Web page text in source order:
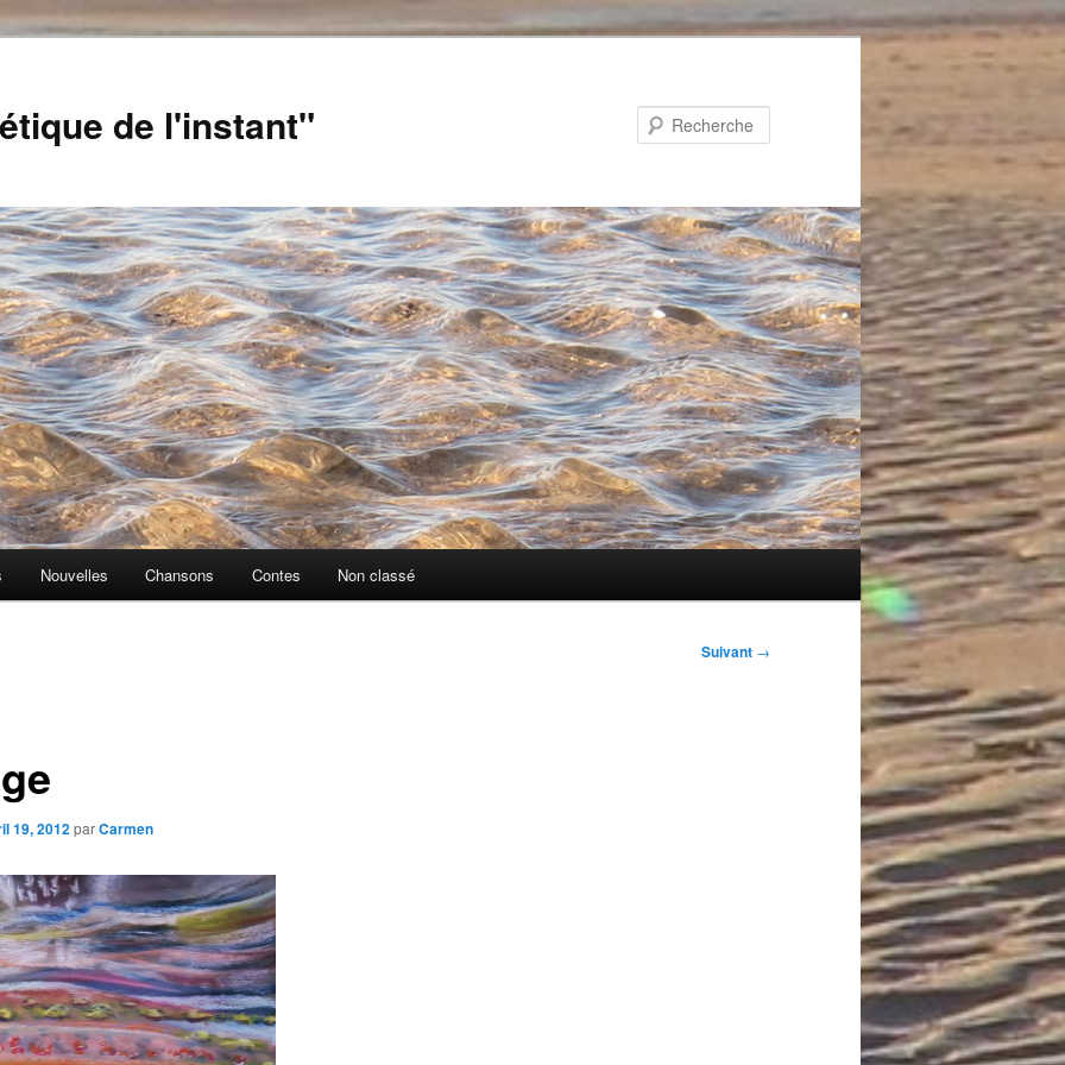
de l'instant"
Nouvelles Chansons Contes Non classé
Suivant →
19, 2012parCarmen